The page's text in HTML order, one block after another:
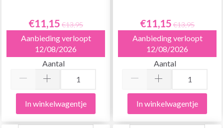
€11,15 €13,95
Aanbieding verloopt
12/08/2026
Aantal
In winkelwagentje
€11,15 €13,95
Aanbieding verloopt
12/08/2026
Aantal
In winkelwagentje